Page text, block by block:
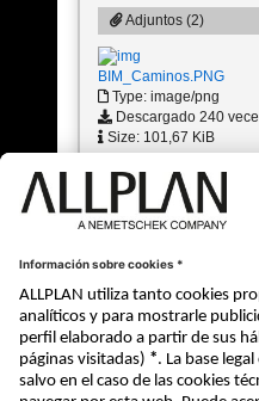
Adjuntos (2)
BIM_Caminos.PNG
Type: image/png
Descargado 240
Size: 101,67 KiB
BIM_Caminos
Type: image/png
Size: 69,56 KiB